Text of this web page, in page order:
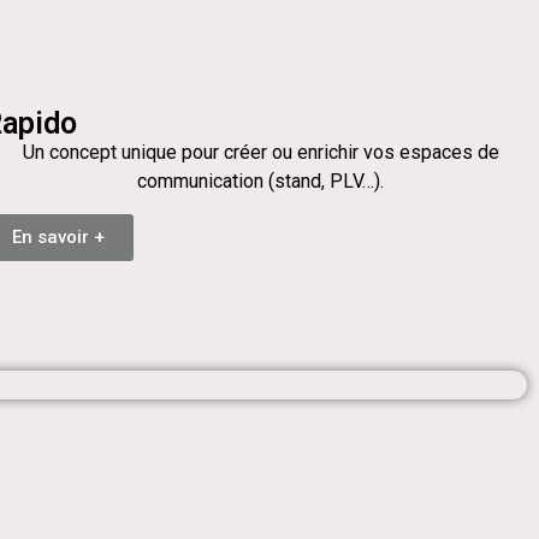
Un concept unique pour créer ou enrichir vos espaces de
communication (stand, PLV…).
En savoir +